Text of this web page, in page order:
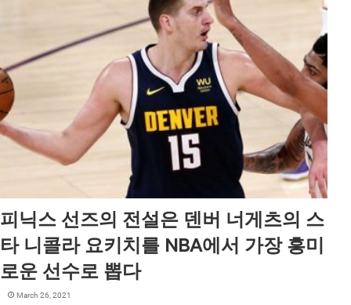
피닉스 선즈의 전설은 덴버 너게츠의 스
타 니콜라 요키치를 NBA에서 가장 흥미
로운 선수로 뽑다
March 26, 2021